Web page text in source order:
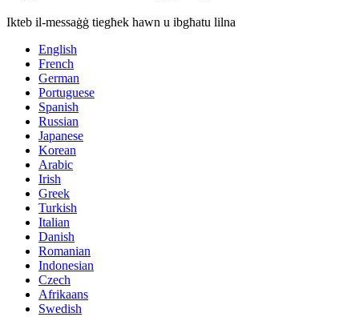
Ikteb il-messaġġ tiegħek hawn u ibgħatu lilna
English
French
German
Portuguese
Spanish
Russian
Japanese
Korean
Arabic
Irish
Greek
Turkish
Italian
Danish
Romanian
Indonesian
Czech
Afrikaans
Swedish